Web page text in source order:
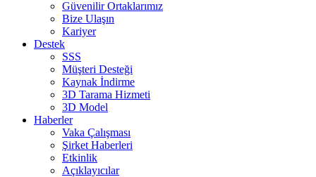
Güvenilir Ortaklarımız
Bize Ulaşın
Kariyer
Destek
SSS
Müşteri Desteği
Kaynak İndirme
3D Tarama Hizmeti
3D Model
Haberler
Vaka Çalışması
Şirket Haberleri
Etkinlik
Açıklayıcılar